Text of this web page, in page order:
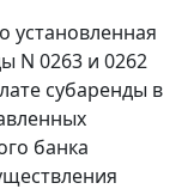
установленная
N 0263 и 0262
субаренды в
банка